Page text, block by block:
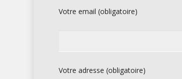
Votre email (obligatoire)
Votre adresse (obligatoire)